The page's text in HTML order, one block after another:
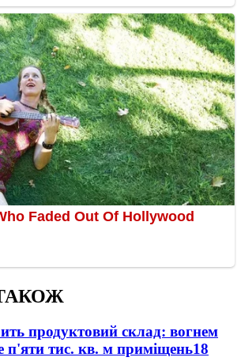
продуктовий склад: вогнем
п'яти тис. кв. м приміщень18